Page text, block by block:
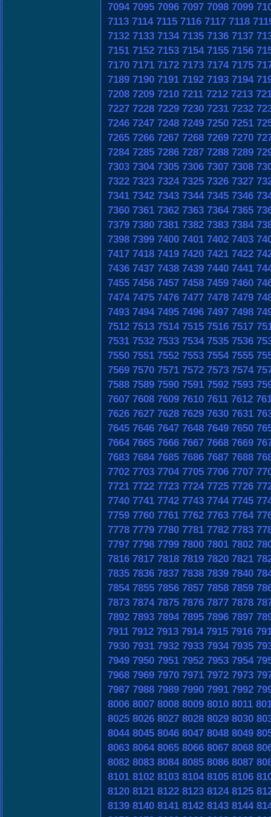
7094 7095 7096 7097 7098 7099
7113 7114 7115 7116 7117 7118
7132 7133 7134 7135 7136 7137
7151 7152 7153 7154 7155 7156
7170 7171 7172 7173 7174 7175
7189 7190 7191 7192 7193 7194
7208 7209 7210 7211 7212 7213
7227 7228 7229 7230 7231 7232
7246 7247 7248 7249 7250 7251
7265 7266 7267 7268 7269 7270
7284 7285 7286 7287 7288 7289
7303 7304 7305 7306 7307 7308
7322 7323 7324 7325 7326 7327
7341 7342 7343 7344 7345 7346
7360 7361 7362 7363 7364 7365
7379 7380 7381 7382 7383 7384
7398 7399 7400 7401 7402 7403
7417 7418 7419 7420 7421 7422
7436 7437 7438 7439 7440 7441
7455 7456 7457 7458 7459 7460
7474 7475 7476 7477 7478 7479
7493 7494 7495 7496 7497 7498
7512 7513 7514 7515 7516 7517
7531 7532 7533 7534 7535 7536
7550 7551 7552 7553 7554 7555
7569 7570 7571 7572 7573 7574
7588 7589 7590 7591 7592 7593
7607 7608 7609 7610 7611 7612
7626 7627 7628 7629 7630 7631
7645 7646 7647 7648 7649 7650
7664 7665 7666 7667 7668 7669
7683 7684 7685 7686 7687 7688
7702 7703 7704 7705 7706 7707
7721 7722 7723 7724 7725 7726
7740 7741 7742 7743 7744 7745
7759 7760 7761 7762 7763 7764
7778 7779 7780 7781 7782 7783
7797 7798 7799 7800 7801 7802
7816 7817 7818 7819 7820 7821
7835 7836 7837 7838 7839 7840
7854 7855 7856 7857 7858 7859
7873 7874 7875 7876 7877 7878
7892 7893 7894 7895 7896 7897
7911 7912 7913 7914 7915 7916
7930 7931 7932 7933 7934 7935
7949 7950 7951 7952 7953 7954
7968 7969 7970 7971 7972 7973
7987 7988 7989 7990 7991 7992
8006 8007 8008 8009 8010 8011
8025 8026 8027 8028 8029 8030
8044 8045 8046 8047 8048 8049
8063 8064 8065 8066 8067 8068
8082 8083 8084 8085 8086 8087
8101 8102 8103 8104 8105 8106
8120 8121 8122 8123 8124 8125
8139 8140 8141 8142 8143 8144